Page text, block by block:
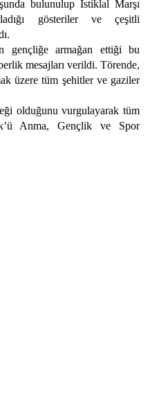
bulunulup İstiklal Marşı
gösteriler ve çeşitli
gençliğe armağan ettiği bu
mesajları verildi. Törende,
üzere tüm şehitler ve gaziler
olduğunu vurgulayarak tüm
Anma, Gençlik ve Spor